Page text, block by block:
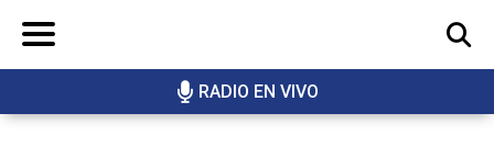
RADIO EN VIVO
BUSCAR